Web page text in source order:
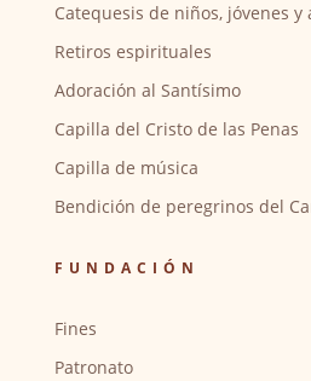
Catequesis de niños, jóvenes y
Retiros espirituales
Adoración al Santísimo
Capilla del Cristo de las Penas
Capilla de música
Bendición de peregrinos del
FUNDACIÓN
Fines
Patronato